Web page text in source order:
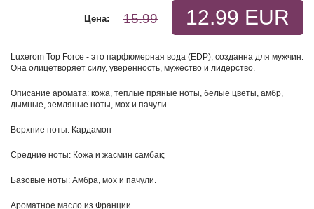
12.99 EUR
15.99
Цена:
Luxerom Top Force - это парфюмерная вода (EDP), созданна для мужчин.
Она олицетворяет силу, уверенность, мужество и лидерство.
Описание аромата: кожа, теплые пряные ноты, белые цветы, амбр,
дымные, земляные ноты, мох и пачули
Верхние ноты: Кардамон
Средние ноты: Кожа и жасмин самбак;
Базовые ноты: Амбра, мох и пачули.
Ароматное масло из Франции.